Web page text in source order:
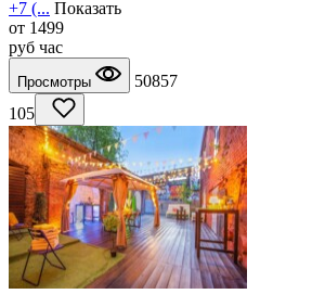
+7 (... Показать
от 1499
руб час
Просмотры
50857
105